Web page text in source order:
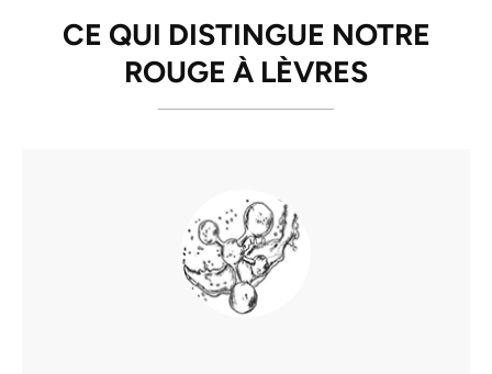
CE QUI DISTINGUE NOTRE
ROUGE À LÈVRES